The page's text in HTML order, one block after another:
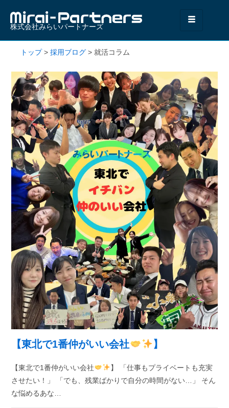
株式会社みらいパートナーズ
トップ> 採用ブログ > 就活コラム
【東北で1番仲がいい会社 】
【東北で1番仲がいい会社
】 「仕事もプライベートも充実
させたい！」 「でも、残業ばかりで自分の時間がない…」 そん
な悩めるあな…